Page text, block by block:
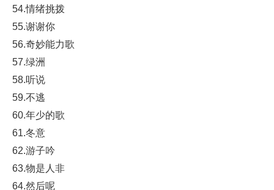
54.情绪挑拨
55.谢谢你
56.奇妙能力歌
57.绿洲
58.听说
59.不逃
60.年少的歌
61.冬意
62.游子吟
63.物是人非
64.然后呢